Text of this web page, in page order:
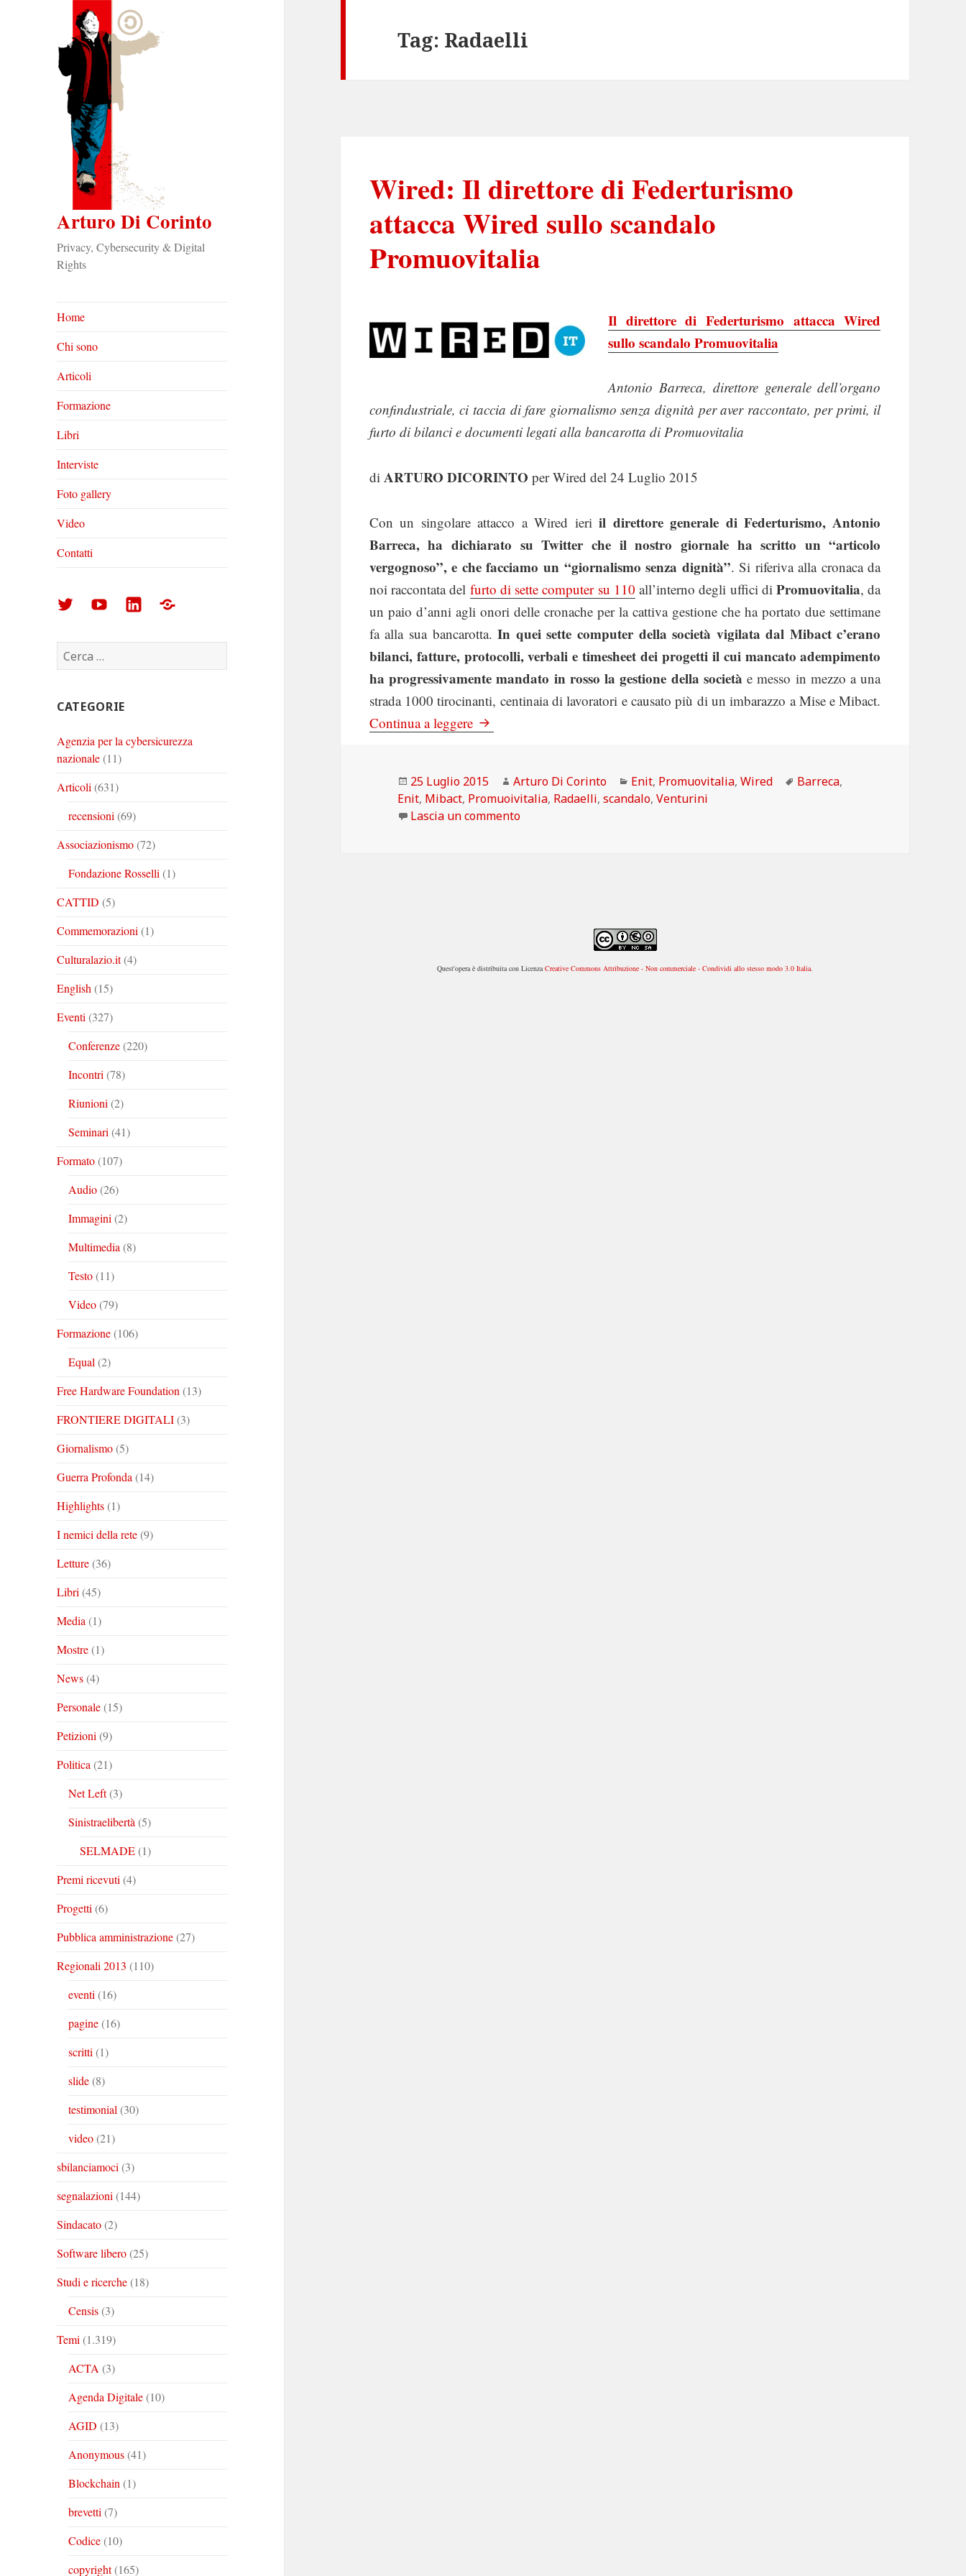
Arturo Di Corinto
Privacy, Cybersecurity & Digital
Rights
Home
Chi sono
Articoli
Formazione
Libri
Interviste
Foto gallery
Video
Contatti
Arturo
Corinto
su
Arturo
Corinto
su
Arturo
su
Foto
Ricerca
per:
CATEGORIE
Agenzia per la cybersicurezza
nazionale(11)
Articoli (631)
recensioni (69)
Associazionismo(72)
Fondazione Rosselli (1)
CATTID (5)
Commemorazioni (1)
Culturalazio.it(4)
English (15)
Eventi (327)
Conferenze(220)
Incontri (78)
Riunioni (2)
Seminari (41)
Formato(107)
Audio(26)
Immagini (2)
Multimedia (8)
Testo(11)
Video(79)
Formazione(106)
Equal (2)
Free Hardware Foundation (13)
FRONTIERE DIGITALI(3)
Giornalismo(5)
Guerra Profonda (14)
Highlights(1)
I nemici della rete(9)
Letture(36)
Libri (45)
Media (1)
Mostre(1)
News(4)
Personale(15)
Petizioni (9)
Politica (21)
Net Left(3)
Sinistraelibertà (5)
SELMADE(1)
Premi ricevuti (4)
Progetti (6)
Pubblica amministrazione(27)
Regionali 2013 (110)
eventi (16)
pagine(16)
scritti (1)
slide(8)
testimonial (30)
video(21)
sbilanciamoci (3)
segnalazioni (144)
Sindacato(2)
Software libero(25)
Studi e ricerche(18)
Censis(3)
Temi (1.319)
ACTA (3)
Agenda Digitale(10)
AGID (13)
Anonymous(41)
Blockchain (1)
brevetti (7)
Codice(10)
copyright(165)
Tag: Radaelli
Wired: Il direttore di Federturismo
attacca Wired sullo scandalo
Promuovitalia
Il direttore di Federturismo attacca Wired
sullo scandalo Promuovitalia
Antonio Barreca, direttore generale dell’organo
confindustriale, ci taccia di fare giornalismo senza dignità per aver raccontato, per primi, il
furto di bilanci e documenti legati alla bancarotta di Promuovitalia
di ARTURO DICORINTO per Wired del 24 Luglio 2015
Con un singolare attacco a Wired ieriil direttore generale di Federturismo, Antonio
Barreca, ha dichiarato su Twitter che il nostro giornale ha scritto un “articolo
vergognoso”, e che facciamo un “giornalismo senza dignità”. Si riferiva alla cronaca da
noi raccontata del furto di sette computer su 110 all’interno degli uffici diPromuovitalia, da
un paio d’anni agli onori delle cronache per la cattiva gestione che ha portato due settimane
fa alla sua bancarotta.In quei sette computer della società vigilata dal Mibact c’erano
bilanci, fatture, protocolli, verbali e timesheet dei progetti il cui mancato adempimento
ha progressivamente mandato in rosso la gestione della società e messo in mezzo a una
strada 1000 tirocinanti, centinaia di lavoratori e causato più di un imbarazzo a Mise e Mibact.
Continua a leggere Wired: Il direttore di Federturismo attacca Wired sullo scandalo Promuovitalia
Scritto
il
25 Luglio 2015 Autore
Arturo Di Corinto Categorie
Enit, Promuovitalia,Wired Tag
Barreca,
Enit, Mibact, Promuoivitalia, Radaelli,scandalo,Venturini
Lascia un commentosu Wired: Il direttore di Federturismo attacca Wired sullo scandalo Promuovitalia
Quest'opera è distribuita con LicenzaCreative Commons Attribuzione - Non commerciale - Condividi allo stesso modo 3.0 Italia.